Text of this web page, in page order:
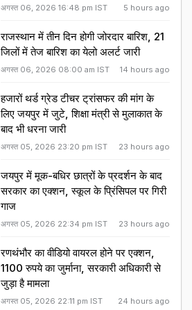
अगस्त 06, 2026 16:48 pm IST 5 hours ago
राजस्‍थान में तीन द‍िन होगी जोरदार बार‍िश, 21
जिलों में तेज बारिश का येलो अलर्ट जारी
अगस्त 06, 2026 08:00 am IST 14 hours ago
हजारों थर्ड ग्रेड टीचर ट्रांसफर की मांग के
लिए जयपुर में जुटे, शिक्षा मंत्री से मुलाकात के
बाद भी धरना जारी
अगस्त 05, 2026 23:20 pm IST 23 hours ago
जयपुर में मूक-बधिर छात्रों के प्रदर्शन के बाद
सरकार का एक्शन, स्कूल के प्रिंसिपल पर गिरी
गाज
अगस्त 05, 2026 22:34 pm IST 23 hours ago
रणथंभौर का वीडियो वायरल होने पर एक्शन,
1100 रुपये का जुर्माना, सरकारी अधिकारी से
जुड़ा है मामला
अगस्त 05, 2026 22:11 pm IST 24 hours ago